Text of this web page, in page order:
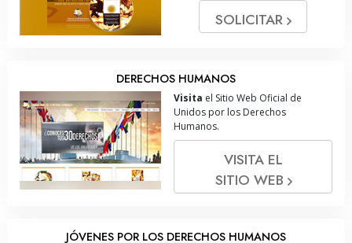
SOLICITAR
DERECHOS HUMANOS
Visita el Sitio Web Oficial de
Unidos por los Derechos
Humanos.
VISITA EL
SITIO WEB
JÓVENES POR LOS DERECHOS HUMANOS